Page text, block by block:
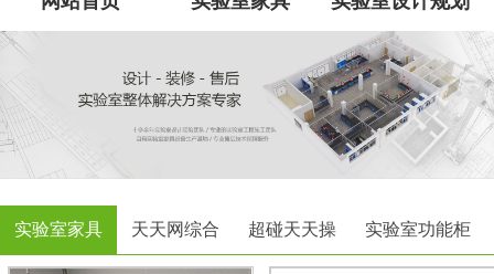
实验室家具 天天网综合 超碰天天操 实验室功能柜